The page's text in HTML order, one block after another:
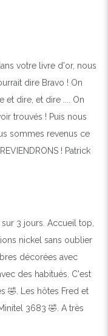
votre livre d'or, nous
dire Bravo ! On
et dire, et dire .... On
trouvés ! Puis nous
sommes revenus ce
! Patrick
3 jours. Accueil top,
nickel sans oublier
décorées avec
des habitués. C'est
🤣. Les hôtes Fred et
3683 🤣. A très